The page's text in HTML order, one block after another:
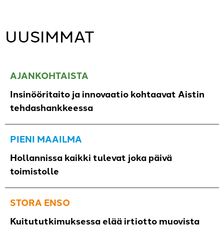
UUSIMMAT
AJANKOHTAISTA
Insinööritaito ja innovaatio kohtaavat Aistin
tehdashankkeessa
PIENI MAAILMA
Hollannissa kaikki tulevat joka päivä
toimistolle
STORA ENSO
Kuitututkimuksessa elää irtiotto muovista